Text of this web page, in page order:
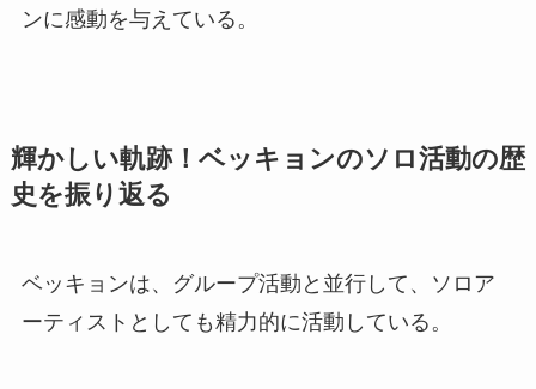
ンに感動を与えている。
輝かしい軌跡！ベッキョンのソロ活動の歴
史を振り返る
ベッキョンは、グループ活動と並行して、ソロア
ーティストとしても精力的に活動している。